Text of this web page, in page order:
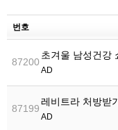
번호
87200
초겨울 남성건강
AD
87199
레비트라 처방받
AD